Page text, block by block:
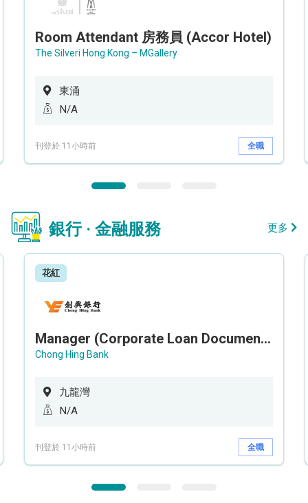
Room Attendant 房務員 (Accor Hotel)
The Silveri Hong Kong – MGallery
東涌
N/A
刊登於 11小時前 全職
銀行 · 金融服務 更多
花紅
Manager (Corporate Loan Documentation) - Credit Administration Department
Chong Hing Bank
九龍灣
N/A
刊登於 11小時前 全職